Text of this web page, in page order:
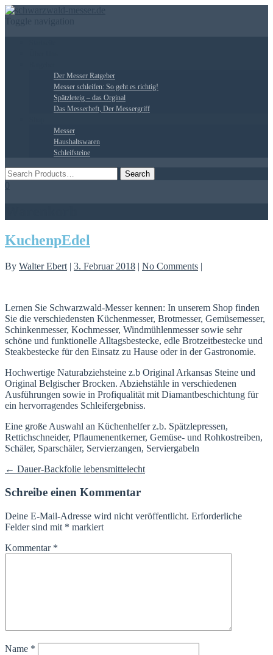
Der Messer Ratgeber
Messer schleifen: So geht es richtig!
Spätzleteig – das Orginal
Das Messerheft, Der Messergriff
Messer
Haushaltswaren
Schleifsteine
KuchenpEdel
By Walter Ebert | 3. Februar 2018 | No Comments |
Lernen Sie Schwarzwald-Messer kennen: In unserem Shop finden
Sie die verschiedensten Küchenmesser, Brotmesser, Gemüsemesser,
Schinkenmesser, Kochmesser, Windmühlenmesser sowie sehr
schöne und funktionelle Alltagsbestecke, edle Brotzeitbestecke und
Steakbestecke für den Einsatz zu Hause oder in der Gastronomie.
Hochwertige Naturabziehsteine z.b Original Arkansas Steine und
Original Belgischer Brocken. Abziehstähle in verschiedenen
Ausführungen sowie in Profiqualität mit Diamantbeschichtung für
ein hervorragendes Schleifergebniss.
Eine große Auswahl an Küchenhelfer z.b. Spätzlepressen,
Rettichschneider, Pflaumenentkerner, Gemüse- und Rohkostreiben,
Schäler, Sparschäler, Servierzangen, Serviergabeln
Beitragsnavigation
← Dauer-Backfolie lebensmittelecht
Schreibe einen Kommentar
Deine E-Mail-Adresse wird nicht veröffentlicht. Erforderliche
Felder sind mit * markiert
Kommentar *
Name *